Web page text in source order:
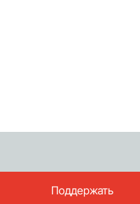
Поддержать